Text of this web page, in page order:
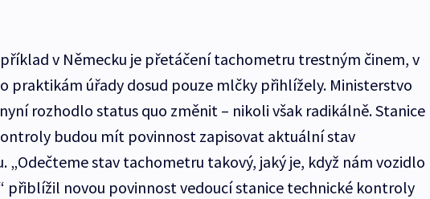
v Německu je přetáčení tachometru trestným činem, v
praktikám úřady dosud pouze mlčky přihlížely. Ministerstvo
rozhodlo status quo změnit – nikoli však radikálně. Stanice
budou mít povinnost zapisovat aktuální stav
„Odečteme stav tachometru takový, jaký je, když nám vozidlo
přiblížil novou povinnost vedoucí stanice technické kontroly